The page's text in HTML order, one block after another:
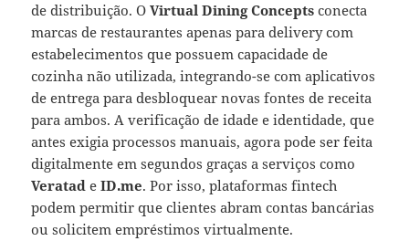
de distribuição. OVirtual Dining Concepts conecta
marcas de restaurantes apenas para delivery com
estabelecimentos que possuem capacidade de
cozinha não utilizada, integrando-se com aplicativos
de entrega para desbloquear novas fontes de receita
para ambos. A verificação de idade e identidade, que
antes exigia processos manuais, agora pode ser feita
digitalmente em segundos graças a serviços como
Veratad eID.me. Por isso, plataformas fintech
podem permitir que clientes abram contas bancárias
ou solicitem empréstimos virtualmente.